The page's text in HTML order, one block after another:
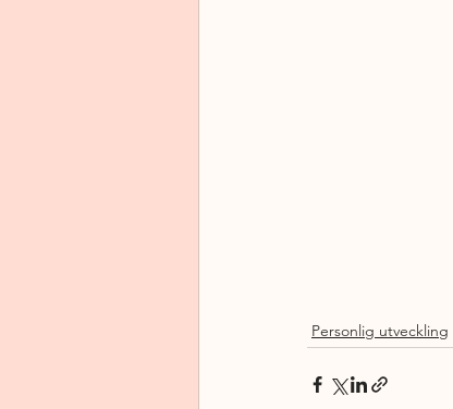
Personlig utveckling